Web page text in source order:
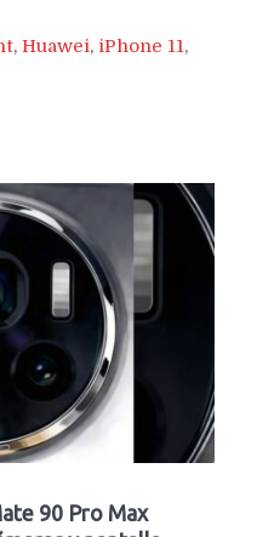
, Huawei, iPhone 11,
90 Pro Max